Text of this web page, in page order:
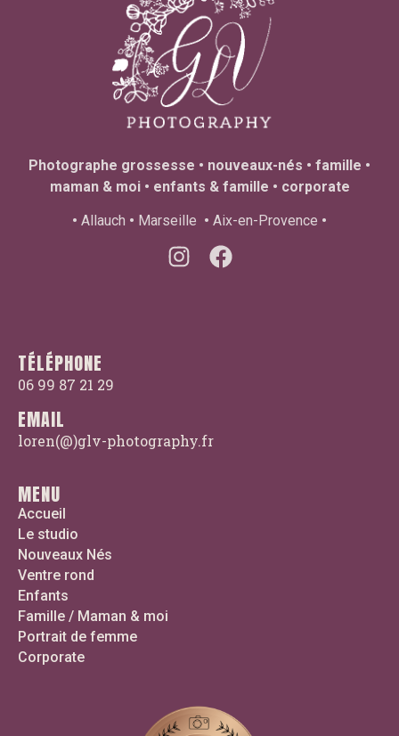
Photographe grossesse • nouveaux-nés • famille •
maman & moi • enfants & famille • corporate
• Allauch • Marseille • Aix-en-Provence •
TÉLÉPHONE
06 99 87 21 29
EMAIL
loren(@)glv-photography.fr
MENU
Accueil
Le studio
Nouveaux Nés
Ventre rond
Enfants
Famille / Maman & moi
Portrait de femme
Corporate